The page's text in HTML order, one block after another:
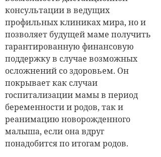
консультации в ведущих
профильных клиниках мира, но и
позволяет будущей маме получить
гарантированную финансовую
поддержку в случае возможных
осложнений со здоровьем. Он
покрывает как случаи
госпитализации мамы в период
беременности и родов, так и
реанимацию новорожденного
малыша, если она вдруг
понадобится по итогам родов.